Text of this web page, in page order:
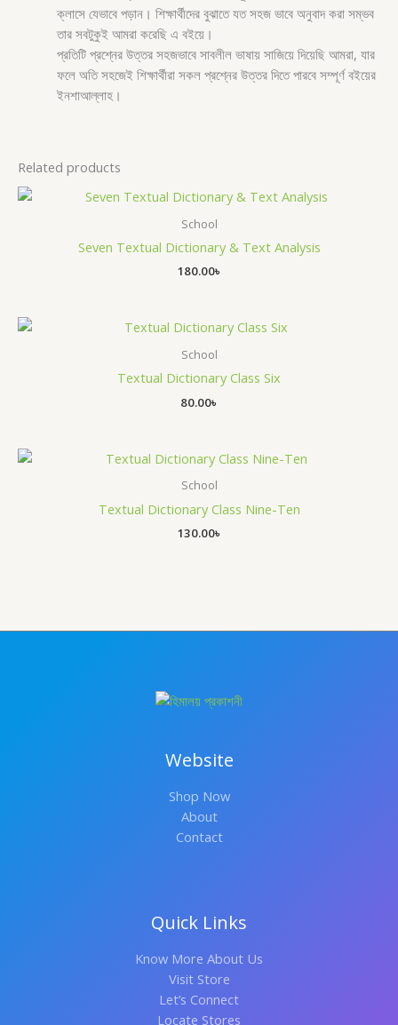
ক্লাসে যেভাবে পড়ান। শিক্ষার্থীদের বুঝাতে যত সহজ ভাবে অনুবাদ করা সম্ভব
তার সবটুকুই আমরা করেছি এ বইয়ে।
প্রতিটি প্রশ্নের উত্তর সহজভাবে সাবলীল ভাষায় সাজিয়ে দিয়েছি আমরা, যার
ফলে অতি সহজেই শিক্ষার্থীরা সকল প্রশ্নের উত্তর দিতে পারবে সম্পূর্ণ বইয়ের
ইনশাআল্লাহ।
Related products
School
Seven Textual Dictionary & Text Analysis
180.00৳
School
Textual Dictionary Class Six
80.00৳
School
Textual Dictionary Class Nine-Ten
130.00৳
Website
Shop Now
About
Contact
Quick Links
Know More About Us
Visit Store
Let’s Connect
Locate Stores